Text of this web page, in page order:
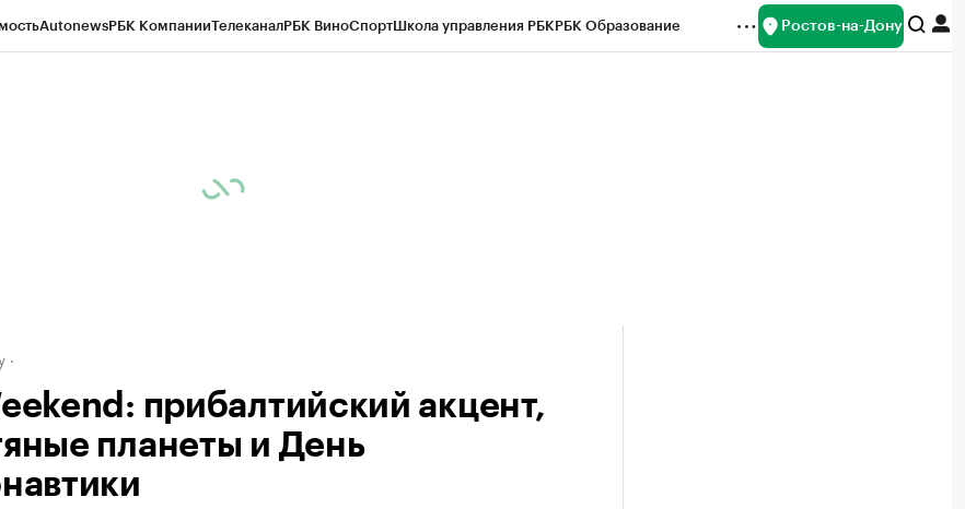
AutonewsРБК КомпанииТелеканалРБК ВиноСпортШкола управления РБКРБК Образование Ростов-на-Дону
прибалтийский акцент,
планеты и День